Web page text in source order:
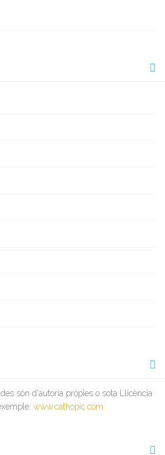
són d'autoria pròpies o sota Llicència
www.cathopic.com